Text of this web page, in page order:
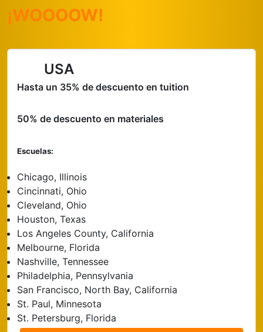
¡WOOOOW!
USA
Hasta un 35% de descuento en tuition
50% de descuento en materiales
Escuelas:
Chicago, Illinois
Cincinnati, Ohio
Cleveland, Ohio
Houston, Texas
Los Angeles County, California
Melbourne, Florida
Nashville, Tennessee
Philadelphia, Pennsylvania
San Francisco, North Bay, California
St. Paul, Minnesota
St. Petersburg, Florida